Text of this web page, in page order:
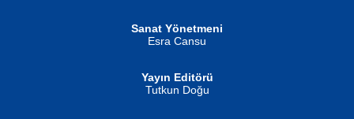
Sanat Yönetmeni
Esra Cansu
Yayın Editörü
Tutkun Doğu